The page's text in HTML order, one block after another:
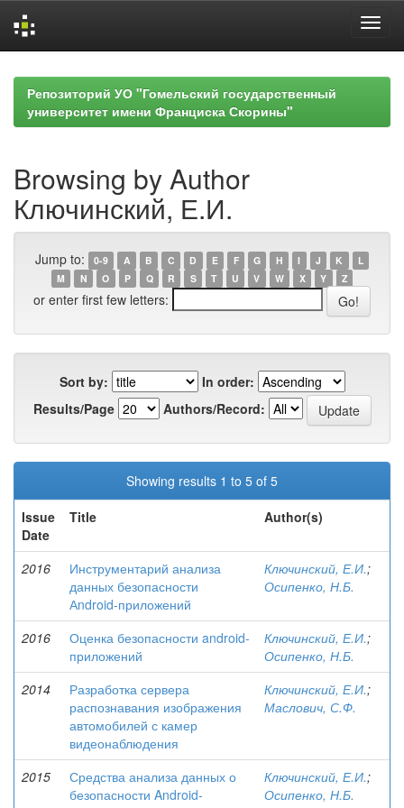
navigationРепозиторий УО "Гомельский государственный
университет имени Франциска Скорины"
Browsing by Author
Ключинский, Е.И.
Jump to: 0-9 A B C D E F G H I J K
L
M
N O P Q R S T U V W X Y Z
or enter first few letters:
Sort by:
In order:
Results/Page
Authors/Record:
Showing results 1 to 5 of 5
Issue
Date
Title Author(s)
2016
Инструментарий анализа
данных безопасности
Аndroid-приложений
Ключинский, Е.И.;
Осипенко, Н.Б.
2016
Оценка безопасности android-
приложений
Ключинский, Е.И.;
Осипенко, Н.Б.
2014
Разработка сервера
распознавания изображения
автомобилей с камер
видеонаблюдения
Ключинский, Е.И.;
Маслович, С.Ф.
2015
Средства анализа данных о
безопасности Android-
Ключинский, Е.И.;
Осипенко, Н.Б.